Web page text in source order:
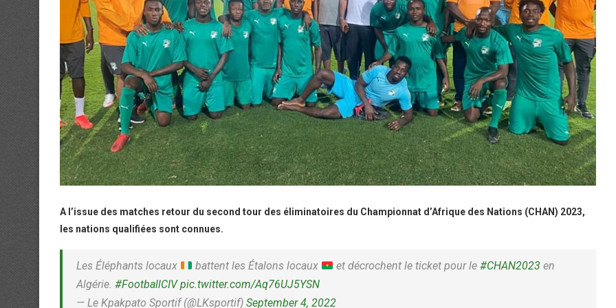
A l’issue des matches retour du second tour des éliminatoires du Championnat d’Afrique des Nations (CHAN) 2023,
les nations qualifiées sont connues.
Les Éléphants locaux battent les Étalons locaux et décrochent le ticket pour le#CHAN2023 en
Algérie. #FootballCIV pic.twitter.com/Aq76UJ5YSN
— Le Kpakpato Sportif (@LKsportif) September 4, 2022